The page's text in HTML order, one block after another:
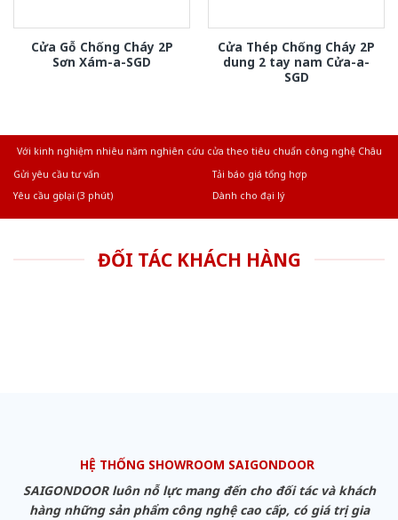
Cửa Gỗ Chống Cháy 2P
Sơn Xám-a-SGD
Cửa Thép Chống Cháy 2P
dung 2 tay nam Cửa-a-
SGD
Với kinh nghiệm nhiêu năm nghiên cứu cửa theo tiêu chuẩn công nghệ Châu
Gửi yêu cầu tư vấn
Tải báo giá tổng hợp
Yêu cầu gọi lại (3 phút)
Dành cho đại lý
ĐỐI TÁC KHÁCH HÀNG
HỆ THỐNG SHOWROOM SAIGONDOOR
SAIGONDOOR luôn nỗ lực mang đến cho đối tác và khách
hàng những sản phẩm công nghệ cao cấp, có giá trị gia